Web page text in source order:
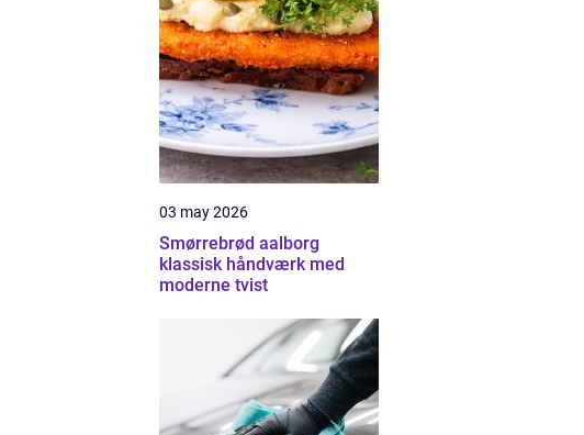
03 may 2026
Smørrebrød aalborg
klassisk håndværk med
moderne tvist